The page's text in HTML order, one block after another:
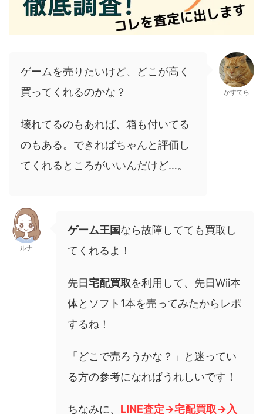
ゲームを売りたいけど、どこが高く
買ってくれるのかな？
壊れてるのもあれば、箱も付いてる
のもある。できればちゃんと評価し
てくれるところがいいんだけど…。
かすてら
ルナ
ゲーム王国なら故障してても買取し
てくれるよ！
先日宅配買取を利用して、先日Wii本
体とソフト1本を売ってみたからレポ
するね！
「どこで売ろうかな？」と迷ってい
る方の参考になればうれしいです！
ちなみに、 LINE査定→宅配買取→入